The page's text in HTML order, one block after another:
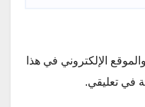
الإلكتروني في هذا
في تعليقي.